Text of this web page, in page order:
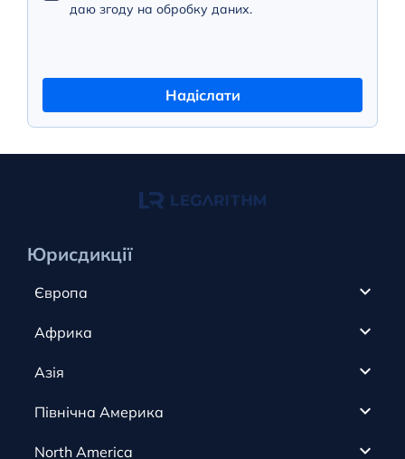
даю згоду на обробку даних.
Надіслати
Юрисдикції
Європа
Кіпр
Олдерні
Австрія
Африка
Канада
Азія
Румунія
Північна Америка
Гібралтар
North America